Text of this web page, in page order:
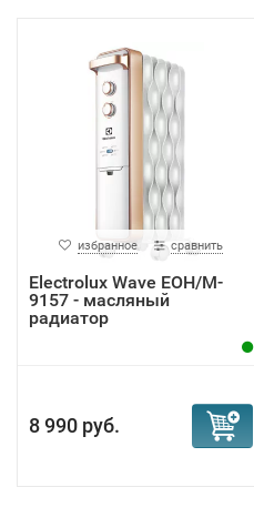
избранное сравнить
Electrolux Wave EOH/M-
9157 - масляный
радиатор
8 990 руб.